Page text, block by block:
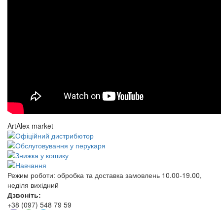
ArtAlex market
Режим роботи: обробка та доставка замовлень 10.00-19.00,
неділя вихідний
Дзвоніть:
+38 (097) 548 79 59